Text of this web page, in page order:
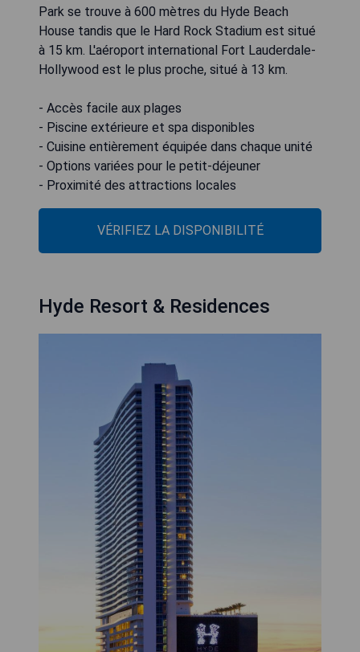
Park se trouve à 600 mètres du Hyde Beach
House tandis que le Hard Rock Stadium est situé
à 15 km. L'aéroport international Fort Lauderdale-
Hollywood est le plus proche, situé à 13 km.
- Accès facile aux plages
- Piscine extérieure et spa disponibles
- Cuisine entièrement équipée dans chaque unité
- Options variées pour le petit-déjeuner
- Proximité des attractions locales
VÉRIFIEZ LA DISPONIBILITÉ
Hyde Resort & Residences